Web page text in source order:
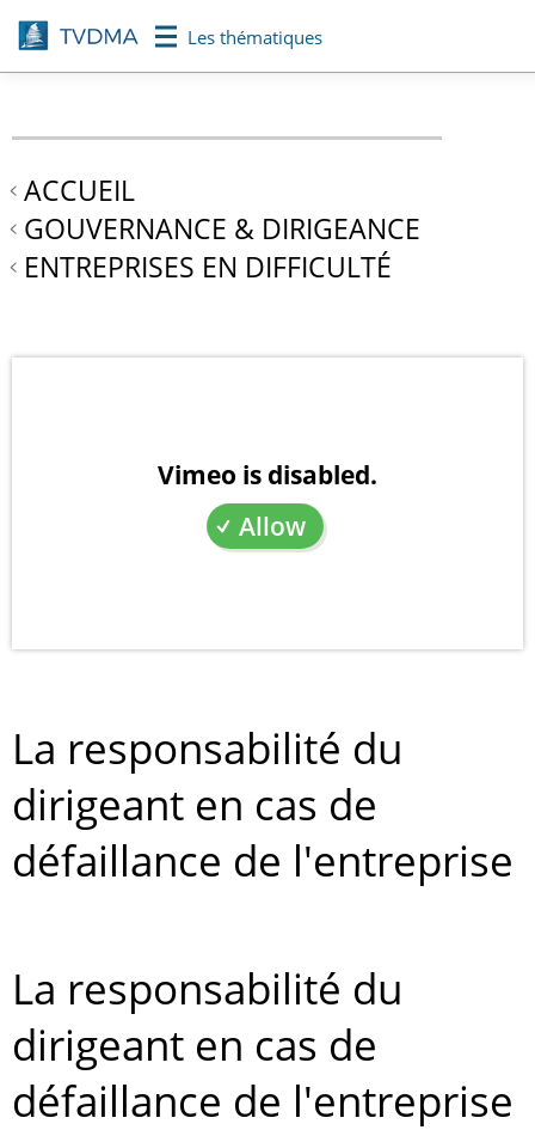
Aller
au
contenu
Les thématiques
ACCUEIL
GOUVERNANCE & DIRIGEANCE
ENTREPRISES EN DIFFICULTÉ
Vimeo is disabled.
Allow
La responsabilité du
dirigeant en cas de
défaillance de l'entreprise
La responsabilité du
dirigeant en cas de
défaillance de l'entreprise